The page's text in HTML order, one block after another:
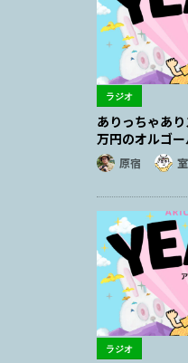
ラジオ
ありっちゃあ
万円のオルゴー
原宿
ラジオ